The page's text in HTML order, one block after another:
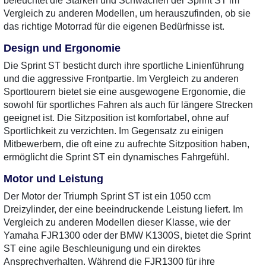
Vergleich zu anderen Modellen, um herauszufinden, ob sie
das richtige Motorrad für die eigenen Bedürfnisse ist.
Design und Ergonomie
Die Sprint ST besticht durch ihre sportliche Linienführung
und die aggressive Frontpartie. Im Vergleich zu anderen
Sporttourern bietet sie eine ausgewogene Ergonomie, die
sowohl für sportliches Fahren als auch für längere Strecken
geeignet ist. Die Sitzposition ist komfortabel, ohne auf
Sportlichkeit zu verzichten. Im Gegensatz zu einigen
Mitbewerbern, die oft eine zu aufrechte Sitzposition haben,
ermöglicht die Sprint ST ein dynamisches Fahrgefühl.
Motor und Leistung
Der Motor der Triumph Sprint ST ist ein 1050 ccm
Dreizylinder, der eine beeindruckende Leistung liefert. Im
Vergleich zu anderen Modellen dieser Klasse, wie der
Yamaha FJR1300 oder der BMW K1300S, bietet die Sprint
ST eine agile Beschleunigung und ein direktes
Ansprechverhalten. Während die FJR1300 für ihre